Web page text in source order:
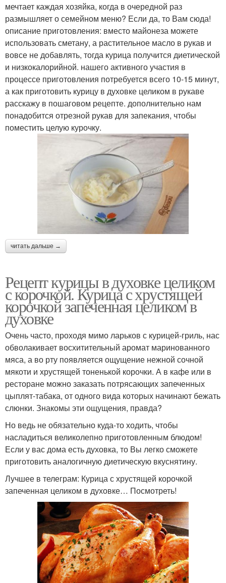
мечтает каждая хозяйка, когда в очередной раз
размышляет о семейном меню? Если да, то Вам сюда!
описание приготовления: вместо майонеза можете
использовать сметану, а растительное масло в рукав и
вовсе не добавлять, тогда курица получится диетической
и низкокалорийной. нашего активного участия в
процессе приготовления потребуется всего 10-15 минут,
а как приготовить курицу в духовке целиком в рукаве
расскажу в пошаговом рецепте. дополнительно нам
понадобится отрезной рукав для запекания, чтобы
поместить целую курочку.
читать дальше →
Рецепт курицы в духовке целиком
с корочкой. Курица с хрустящей
корочкой запеченная целиком в
духовке
Очень часто, проходя мимо ларьков с курицей-гриль, нас
обволакивает восхитительный аромат маринованного
мяса, а во рту появляется ощущение нежной сочной
мякоти и хрустящей тоненькой корочки. А в кафе или в
ресторане можно заказать потрясающих запеченных
цыплят-табака, от одного вида которых начинают бежать
слюнки. Знакомы эти ощущения, правда?
Но ведь не обязательно куда-то ходить, чтобы
насладиться великолепно приготовленным блюдом!
Если у вас дома есть духовка, то Вы легко сможете
приготовить аналогичную диетическую вкуснятину.
Лучшее в телеграм: Курица с хрустящей корочкой
запеченная целиком в духовке… Посмотреть!